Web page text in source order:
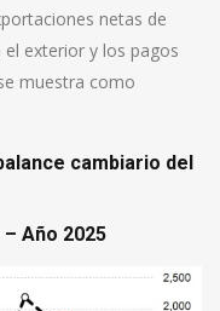
netas de
exterior y los pagos
muestra como
cambiario del
Año 2025